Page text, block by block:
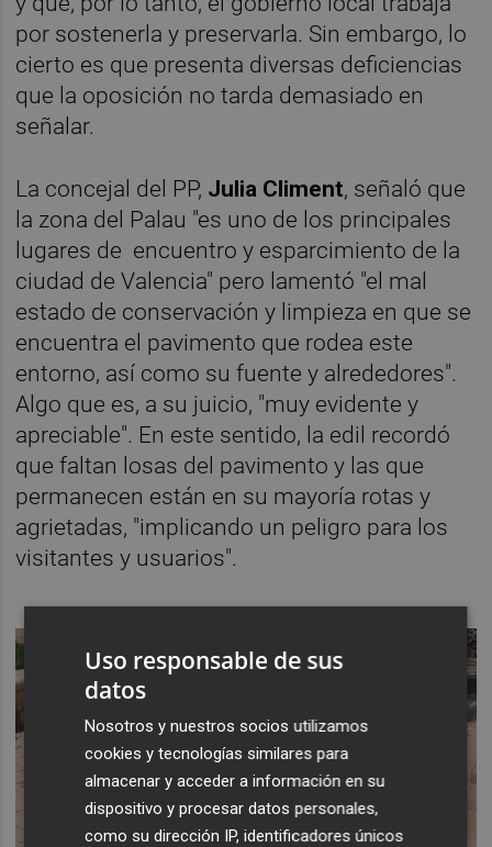
por sostenerla y preservarla. Sin embargo, lo
cierto es que presenta diversas deficiencias
que la oposición no tarda demasiado en
señalar.
La concejal del PP, Julia Climent, señaló que
la zona del Palau "es uno de los principales
lugares de encuentro y esparcimiento de la
ciudad de Valencia" pero lamentó "el mal
estado de conservación y limpieza en que se
encuentra el pavimento que rodea este
entorno, así como su fuente y alrededores".
Algo que es, a su juicio, "muy evidente y
apreciable". En este sentido, la edil recordó
que faltan losas del pavimento y las que
permanecen están en su mayoría rotas y
agrietadas, "implicando un peligro para los
visitantes y usuarios".
Uso responsable de sus
datos
Nosotros y nuestros socios utilizamos
cookies y tecnologías similares para
almacenar y acceder a información en su
dispositivo y procesar datos personales,
como su dirección IP, identificadores únicos